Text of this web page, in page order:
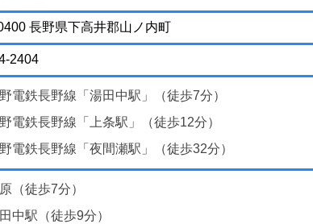
長野県下高井郡山ノ内町
2404
電鉄長野線「湯田中駅」（徒歩7分）
電鉄長野線「上条駅」（徒歩12分）
電鉄長野線「夜間瀬駅」（徒歩32分）
（徒歩7分）
中駅（徒歩9分）